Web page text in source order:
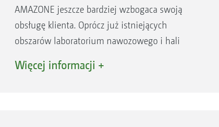
AMAZONE jeszcze bardziej wzbogaca swoją
obsługę klienta. Oprócz już istniejących
obszarów laboratorium nawozowego i hali
Center obejmuje teraz również filary „Test i
Więcej informacji +